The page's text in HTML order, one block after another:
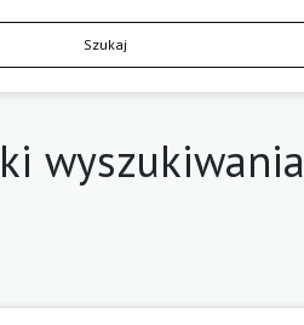
Szukaj
wyszukiwania